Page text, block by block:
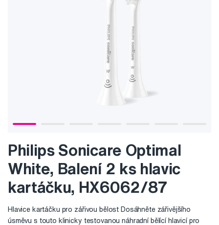
Philips Sonicare Optimal
White, Balení 2 ks hlavic
kartáčku, HX6062/87
Hlavice kartáčku pro zářivou bělost Dosáhněte zářivějšího
úsměvu s touto klinicky testovanou náhradní bělící hlavicí pro